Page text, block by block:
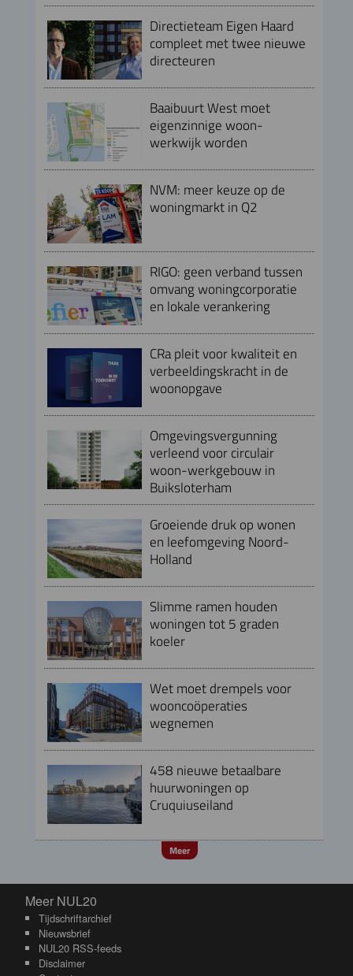
Directieteam Eigen Haard
compleet met twee nieuwe
directeuren
Baaibuurt West moet
eigenzinnige woon-
werkwijk worden
NVM: meer keuze op de
woningmarkt in Q2
RIGO: geen verband tussen
omvang woningcorporatie
en lokale verankering
CRa pleit voor kwaliteit en
verbeeldingskracht in de
woonopgave
Omgevingsvergunning
verleend voor circulair
woon-werkgebouw in
Buiksloterham
Groeiende druk op wonen
en leefomgeving Noord-
Holland
Slimme ramen houden
woningen tot 5 graden
koeler
Wet moet drempels voor
wooncoöperaties
wegnemen
458 nieuwe betaalbare
huurwoningen op
Cruquiuseiland
Meer
Meer NUL20
Meer NUL20
Tijdschriftarchief
Nieuwsbrief
NUL20 RSS-feeds
Disclaimer